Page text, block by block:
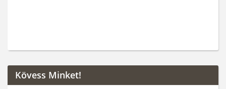
Kövess Minket!